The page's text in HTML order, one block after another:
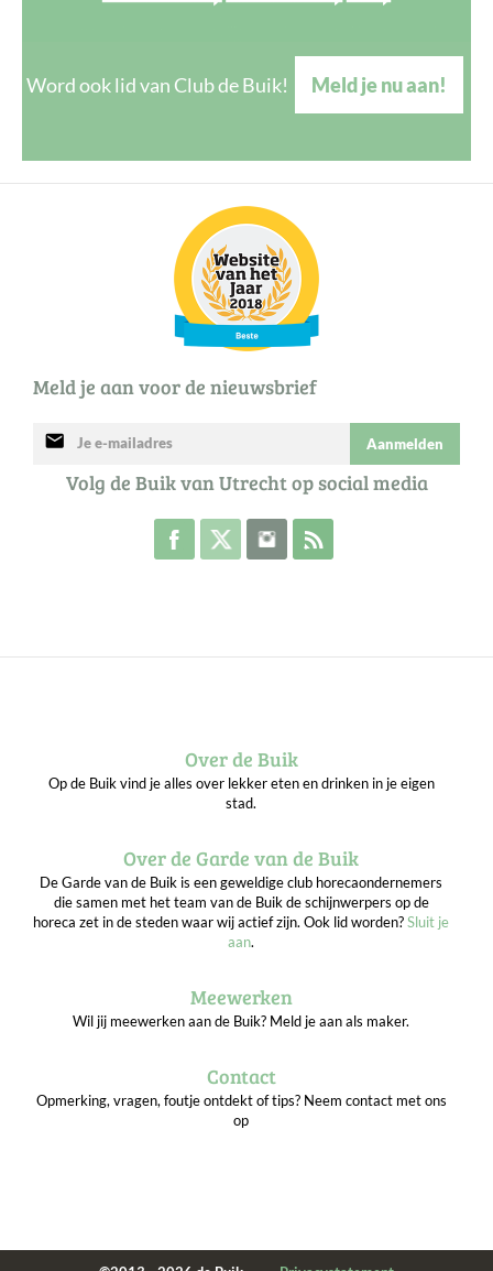
Word ook lid van Club de Buik! Meld je nu aan!
Meld je aan voor de nieuwsbrief
mail Aanmelden
Volg de Buik van Utrecht op social media
Volg de Buik op Facebook
Volg de Buik op Twitter
Volg de Buik op Instagram
Over de Buik
Op de Buik vind je alles over lekker eten en drinken in je eigen
stad.
Over de Garde van de Buik
De Garde van de Buik is een geweldige club horecaondernemers
die samen met het team van de Buik de schijnwerpers op de
horeca zet in de steden waar wij actief zijn. Ook lid worden?Sluit je
aan.
Meewerken
Wil jij meewerken aan de Buik? Meld je aan als maker.
Contact
Opmerking, vragen, foutje ontdekt of tips? Neem contact met ons
op